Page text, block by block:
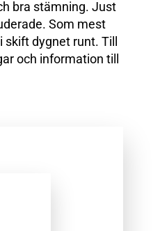
bra stämning. Just
Som mest
skift dygnet runt. Till
och information till